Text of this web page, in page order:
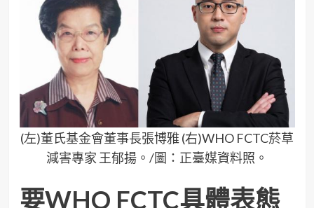
(左)董氏基金會董事長張博雅 (右)WHO FCTC菸草
減害專家 王郁揚。/圖：正臺媒資料照。
要WHO FCTC具體表態